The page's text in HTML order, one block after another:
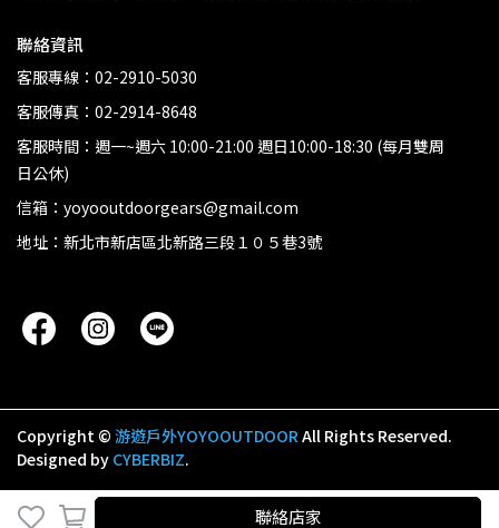
聯絡店家
聯絡資訊
客服專線：02-2910-5030
客服傳真：02-2914-8648
客服時間：週一~週六 10:00-21:00 週日10:00-18:30 (每月雙周
日公休)
信箱：yoyooutdoorgears@gmail.com
地址：新北市新店區北新路三段１０５巷3號
Copyright © 游遊戶外YOYOOUTDOORAll Rights Reserved.
Designed by CYBERBIZ.